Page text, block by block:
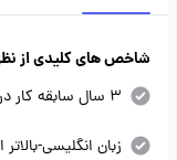
شاخص های کلیدی از نظر
3 سال سابقه کار در گروه شغلی مشابه
زبان انگلیسی-